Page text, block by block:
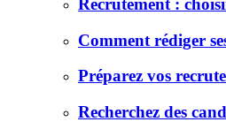
Recrutement :
Comment rédiger
Préparez vos
Recherchez des